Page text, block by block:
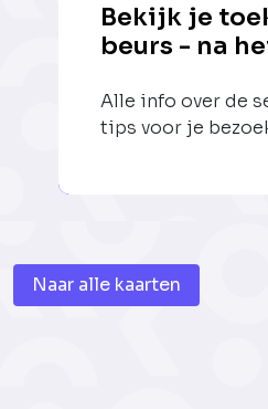
Bekijk je
beurs - na
Alle info over de
tips voor je
Naar alle kaarten